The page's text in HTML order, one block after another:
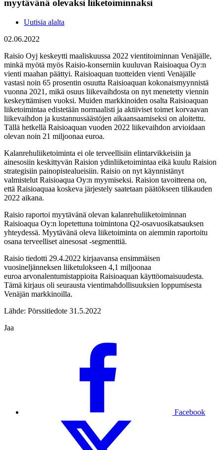
myytävänä olevaksi liiketoiminnaksi
Uutisia alalta
02.06.2022
Raisio Oyj keskeytti maaliskuussa 2022 vientitoiminnan Venäjälle,
minkä myötä myös Raisio-konserniin kuuluvan Raisioaqua Oy:n
vienti maahan päättyi. Raisioaquan tuotteiden vienti Venäjälle
vastasi noin 65 prosentin osuutta Raisioaquan kokonaismyynnistä
vuonna 2021, mikä osuus liikevaihdosta on nyt menetetty viennin
keskeyttämisen vuoksi. Muiden markkinoiden osalta Raisioaquan
liiketoimintaa edistetään normaalisti ja aktiiviset toimet korvaavan
liikevaihdon ja kustannussäästöjen aikaansaamiseksi on aloitettu.
Tällä hetkellä Raisioaquan vuoden 2022 liikevaihdon arvioidaan
olevan noin 21 miljoonaa euroa.
Kalanrehuliiketoiminta ei ole terveellisiin elintarvikkeisiin ja
ainesosiin keskittyvän Raision ydinliiketoimintaa eikä kuulu Raision
strategisiin painopistealueisiin. Raisio on nyt käynnistänyt
valmistelut Raisioaqua Oy:n myymiseksi. Raision tavoitteena on,
että Raisioaquaa koskeva järjestely saatetaan päätökseen tilikauden
2022 aikana.
Raisio raportoi myytävänä olevan kalanrehuliiketoiminnan
Raisioaqua Oy:n lopetettuna toimintona Q2-osavuosikatsauksen
yhteydessä. Myytävänä oleva liiketoiminta on aiemmin raportoitu
osana terveelliset ainesosat -segmenttiä.
Raisio tiedotti 29.4.2022 kirjaavansa ensimmäisen
vuosineljänneksen liiketulokseen 4,1 miljoonaa
euroa arvonalentumistappioita Raisioaquan käyttöomaisuudesta.
Tämä kirjaus oli seurausta vientimahdollisuuksien loppumisesta
Venäjän markkinoilla.
Lähde: Pörssitiedote 31.5.2022
Jaa
Facebook